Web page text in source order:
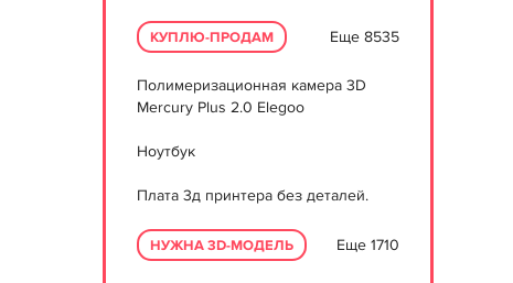
КУПЛЮ-ПРОДАМ Еще 8535
Полимеризационная камера 3D
Mercury Plus 2.0 Elegoo
Ноутбук
Плата 3д принтера без деталей.
НУЖНА 3D-МОДЕЛЬ Еще 1710